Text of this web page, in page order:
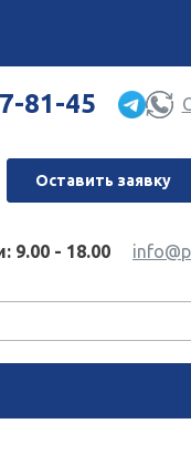
81-45
Оставить заявку
9.00 - 18.00